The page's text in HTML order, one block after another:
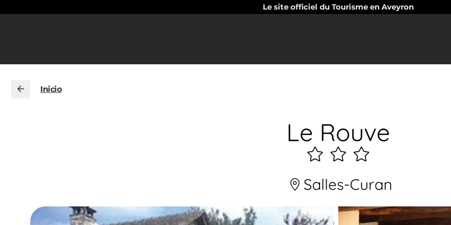
Le site officiel du Tourisme en Aveyron
Inicio
Le Rouve
3
étoiles
Salles-Curan